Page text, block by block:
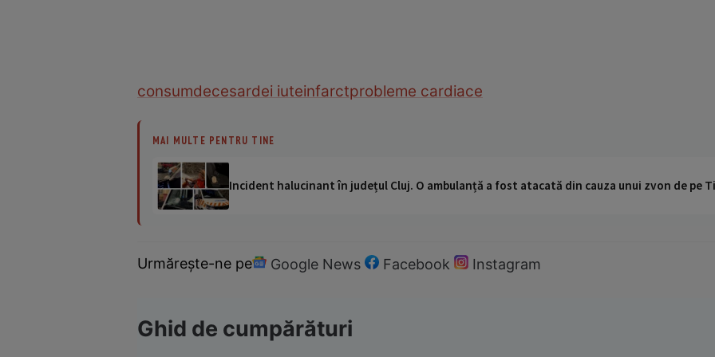
consumdecesardei iuteinfarctprobleme cardiace
MAI MULTE PENTRU TINE
Incident halucinant în județul Cluj. O ambulanță a fost atacată din cauza unui zvon de pe
Urmărește-ne pe Google News Facebook Instagram
Ghid de cumpărături